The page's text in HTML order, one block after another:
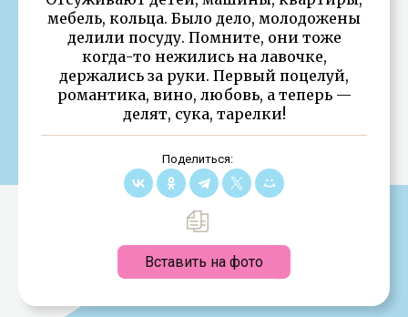
мебель, кольца. Было дело, молодожены
делили посуду. Помните, они тоже
когда-то нежились на лавочке,
держались за руки. Первый поцелуй,
романтика, вино, любовь, а теперь —
делят, сука, тарелки!
Поделиться:
Вставить на фото